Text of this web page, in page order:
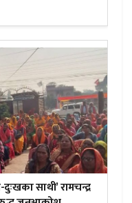
साथी’ रामचन्द्र